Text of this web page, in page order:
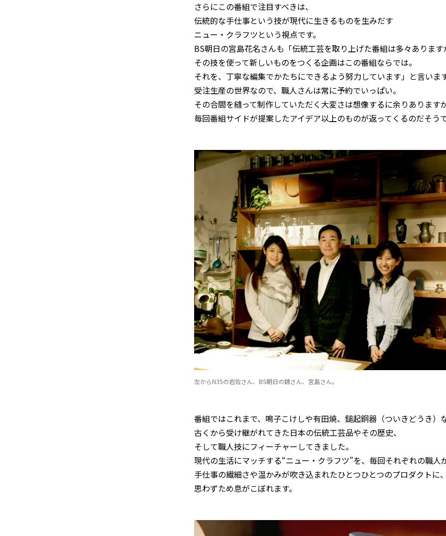
さらにこの番組で注目すべきは、
伝統的な手仕事という技が現代に生きるものを生みだす
ニュー・クラフツという視点です。
BS朝日の宮島花名さんも「伝統工芸を取り上げた番組は多々あります
その技を使って新しいものをつくる企画はこの番組ならでは。
それを、丁寧な編集でかたちにできるよう努力しています」と言います
受注生産の世界なので、職人さんは常に予約でいっぱい。
その合間を縫って制作していただく大変さは想像するに余りありますが
毎回番組サイドが提案したアイデア以上のものが返ってくるのだそうで
左からN35の岩佐さん、BS朝日の魏さん、宮島さん。
番組ではこれまで、鳴子こけしや有田焼、鎚起銅器（ついきどうき）な
古くから受け継がれてきた日本の伝統工芸品やその歴史、
そして職人技にフィーチャーしてきました。
現代の生活にマッチする“ニュー・クラフツ”を、毎回それぞれの職人
手仕事の繊細さや温かみが吹き込まれたひとつひとつのプロダクトに、
思わずため息がこぼれます。